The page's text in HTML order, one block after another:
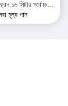
১৬ মিটার সর্বোচ্চ
উচ্চতা
মূল্য পান